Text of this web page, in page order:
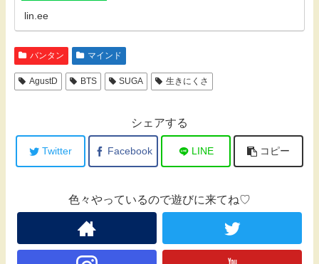
lin.ee
バンタン マインド
AgustD BTS SUGA 生きにくさ
シェアする
Twitter Facebook LINE コピー
色々やっているので遊びに来てね♡